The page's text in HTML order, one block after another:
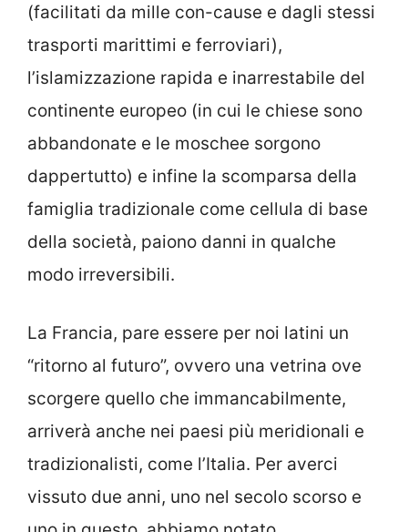
(facilitati da mille con-cause e dagli stessi
trasporti marittimi e ferroviari),
l’islamizzazione rapida e inarrestabile del
continente europeo (in cui le chiese sono
abbandonate e le moschee sorgono
dappertutto) e infine la scomparsa della
famiglia tradizionale come cellula di base
della società, paiono danni in qualche
modo irreversibili.
La Francia, pare essere per noi latini un
“ritorno al futuro”, ovvero una vetrina ove
scorgere quello che immancabilmente,
arriverà anche nei paesi più meridionali e
tradizionalisti, come l’Italia. Per averci
vissuto due anni, uno nel secolo scorso e